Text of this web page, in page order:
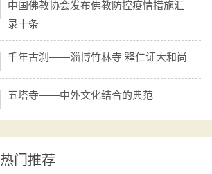
中国佛教协会发布佛教防控疫情措施汇
录十条
千年古刹——淄博竹林寺 释仁证大和尚
五塔寺——中外文化结合的典范
热门推荐